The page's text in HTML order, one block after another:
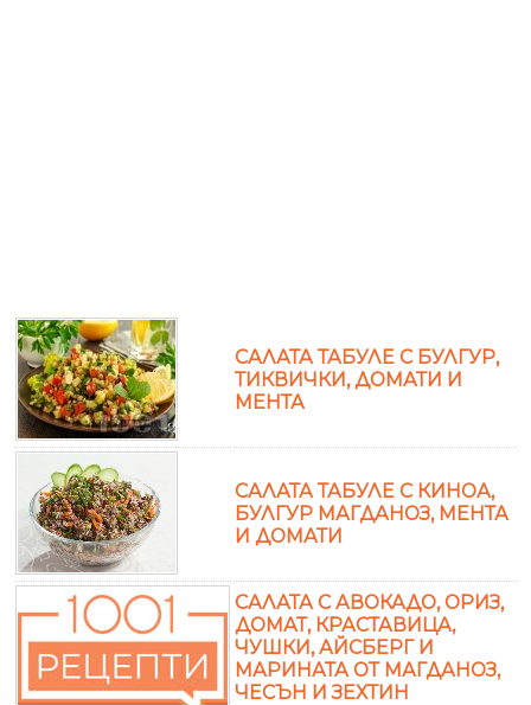
САЛАТА ТАБУЛЕ С БУЛГУР,
ТИКВИЧКИ, ДОМАТИ И
МЕНТА
САЛАТА ТАБУЛЕ С КИНОА,
БУЛГУР МАГДАНОЗ, МЕНТА
И ДОМАТИ
САЛАТА С АВОКАДО, ОРИЗ,
ДОМАТ, КРАСТАВИЦА,
ЧУШКИ, АЙСБЕРГ И
МАРИНАТА ОТ МАГДАНОЗ,
ЧЕСЪН И ЗЕХТИН